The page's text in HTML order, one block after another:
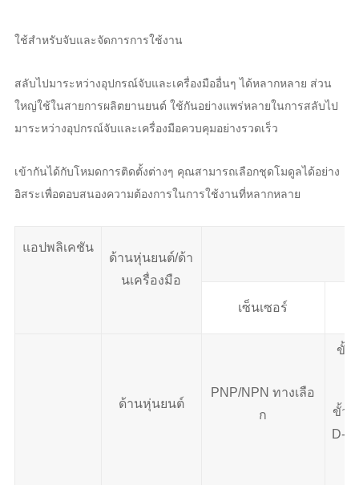
ใช้สำหรับจับและจัดการการใช้งาน
สลับไปมาระหว่างอุปกรณ์จับและเครื่องมืออื่นๆ ได้หลากหลาย ส่วน
ใหญ่ใช้ในสายการผลิตยานยนต์ ใช้กันอย่างแพร่หลายในการสลับไป
มาระหว่างอุปกรณ์จับและเครื่องมือควบคุมอย่างรวดเร็ว
เข้ากันได้กับโหมดการติดตั้งต่างๆ คุณสามารถเลือกชุดโมดูลได้อย่าง
อิสระเพื่อตอบสนองความต้องการในการใช้งานที่หลากหลาย
แอปพลิเคชัน
ด้านหุ่นยนต์/ด้า
นเครื่องมือ
เซ็นเซอร์
ด้านหุ่นยนต์
PNP/NPN ทางเลือ
ก
ขั้ว
ขั้วต่
D-